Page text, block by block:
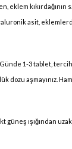
eklem kıkırdağının
asit,
Günde 1-3 tablet,
dozu aşmayınız.
ışığından